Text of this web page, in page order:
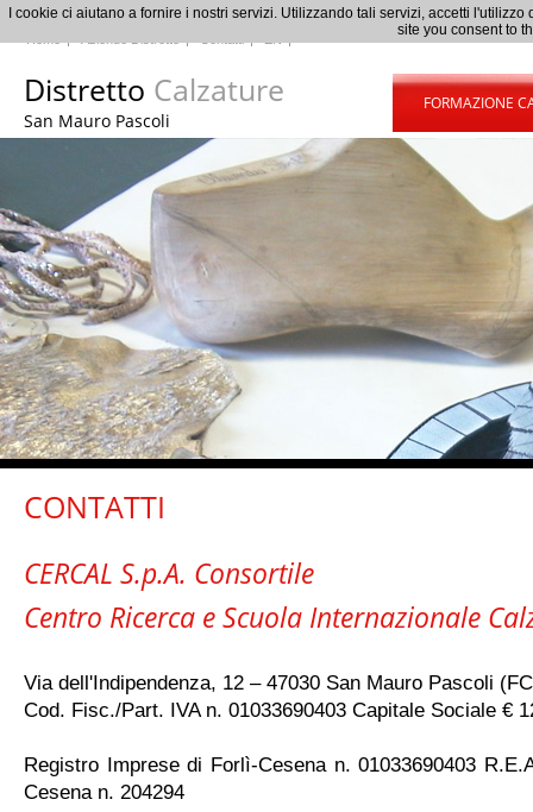
Distretto Calzature
San Mauro Pascoli
FORMAZIONE
CONTATTI
CERCAL S.p.A. Consortile
Centro Ricerca e Scuola Internazionale
Via dell'Indipendenza, 12 – 47030 San Mauro Pascoli
Cod. Fisc./Part. IVA n. 01033690403 Capitale Sociale €
Registro Imprese di Forlì-Cesena n. 01033690403
Cesena n. 204294
I cookie ci aiutano a fornire i nostri servizi. Utilizzando tali servizi, accetti
site you consent to